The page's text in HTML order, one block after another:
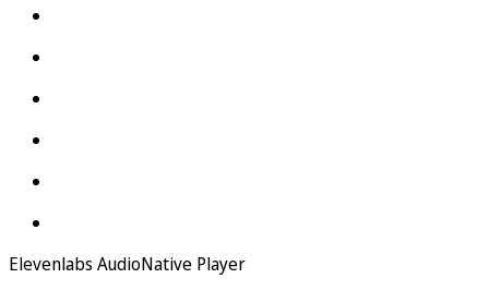
Elevenlabs AudioNative Player